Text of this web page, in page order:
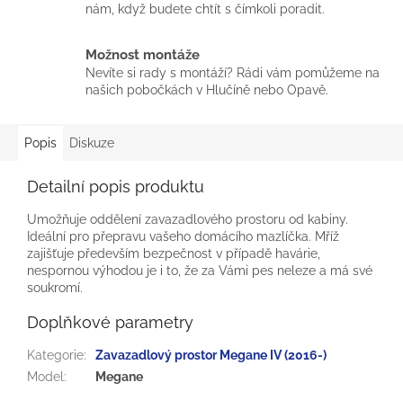
nám, když budete chtít s čímkoli poradit.
Možnost montáže
Nevíte si rady s montáží? Rádi vám pomůžeme na
našich pobočkách v Hlučíně nebo Opavě.
Popis Diskuze
Detailní popis produktu
Umožňuje oddělení zavazadlového prostoru od kabiny.
Ideální pro přepravu vašeho domácího mazlíčka. Mříž
zajišťuje především bezpečnost v případě havárie,
nespornou výhodou je i to, že za Vámi pes neleze a má své
soukromí.
Doplňkové parametry
Kategorie:
Zavazadlový prostor Megane IV (2016-)
Model : Megane